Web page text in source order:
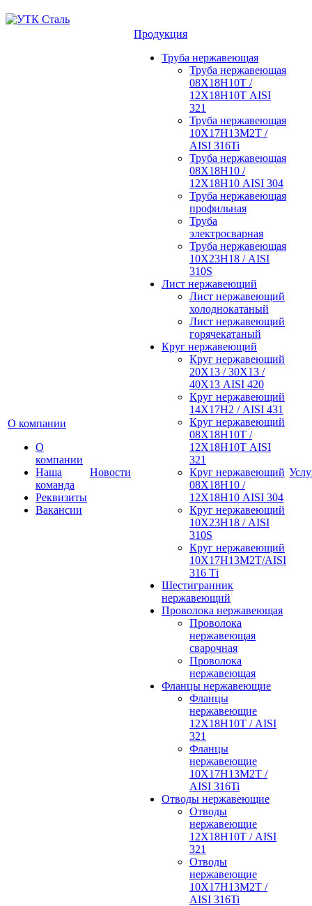
О компании
О
компании
Наша
команда
Реквизиты
Вакансии
Новости
Продукция
Труба нержавеющая
Труба нержавеющая
08Х18Н10Т /
12Х18Н10Т AISI
321
Труба нержавеющая
10Х17Н13М2Т /
AISI 316Ti
Труба нержавеющая
08Х18Н10 /
12Х18Н10 AISI 304
Труба нержавеющая
профильная
Труба
электросварная
Труба нержавеющая
10Х23Н18 / AISI
310S
Лист нержавеющий
Лист нержавеющий
холоднокатаный
Лист нержавеющий
горячекатаный
Круг нержавеющий
Круг нержавеющий
20Х13 / 30Х13 /
40Х13 AISI 420
Круг нержавеющий
14Х17Н2 / AISI 431
Круг нержавеющий
08Х18Н10Т /
12Х18Н10Т AISI
321
Круг нержавеющий
08Х18Н10 /
12Х18Н10 AISI 304
Круг нержавеющий
10Х23Н18 / AISI
310S
Круг нержавеющий
10Х17Н13М2Т/AISI
316 Тi
Шестигранник
нержавеющий
Проволока нержавеющая
Проволока
нержавеющая
сварочная
Проволока
нержавеющая
Фланцы нержавеющие
Фланцы
нержавеющие
12Х18Н10Т / AISI
321
Фланцы
нержавеющие
10Х17Н13М2Т /
AISI 316Ti
Отводы нержавеющие
Отводы
нержавеющие
12Х18Н10Т / AISI
321
Отводы
нержавеющие
10Х17Н13М2Т /
AISI 316Ti